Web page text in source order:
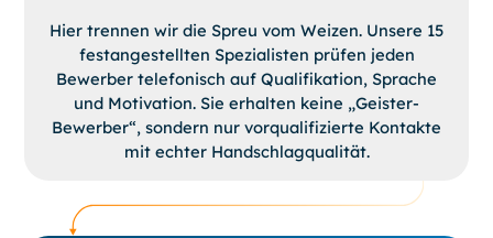
Hier trennen wir die Spreu vom Weizen. Unsere 15
festangestellten Spezialisten prüfen jeden
Bewerber telefonisch auf Qualifikation, Sprache
und Motivation. Sie erhalten keine „Geister-
Bewerber“, sondern nur vorqualifizierte Kontakte
mit echter Handschlagqualität.